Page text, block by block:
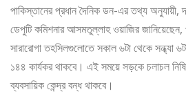
পাকিস্তানের প্রধান দৈনিক ডন-এর তথ্য অনুযায়ী,
ডেপুটি কমিশনার আসমতুল্লাহ ওয়াজির জানিয়েছেন,
সারারোগা তহসিলগুলোতে সকাল ৬টা থেকে সন্ধ্যা
১৪৪ কার্যকর থাকবে। এই সময়ে সড়কে চলাচল
ব্যবসায়িক কেন্দ্র বন্ধ থাকবে।